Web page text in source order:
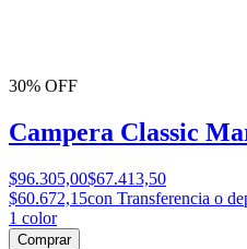
30% OFF
Campera Classic
$96.305,00$67.413,50
$60.672,15con Transferencia o
1 color
Comprar